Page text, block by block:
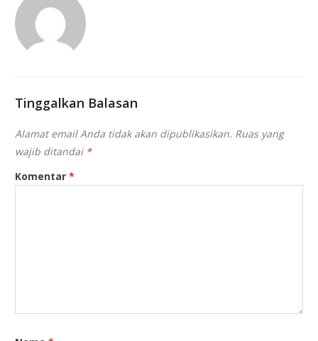
Tinggalkan Balasan
Alamat email Anda tidak akan dipublikasikan. Ruas yang
wajib ditandai *
Komentar*